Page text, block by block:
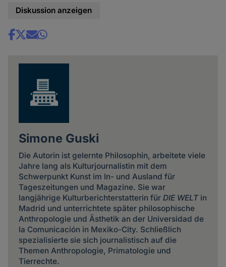
Diskussion anzeigen
Share
Simone Guski
Die Autorin ist gelernte Philosophin, arbeitete viele
Jahre lang als Kulturjournalistin mit dem
Schwerpunkt Kunst im In- und Ausland für
Tageszeitungen und Magazine. Sie war
langjährige Kulturberichterstatterin für DIE WELTin
Madrid und unterrichtete später philosophische
Anthropologie und Ästhetik an der Universidad de
la Comunicación in Mexiko-City. Schließlich
spezialisierte sie sich journalistisch auf die
Themen Anthropologie, Primatologie und
Tierrechte.